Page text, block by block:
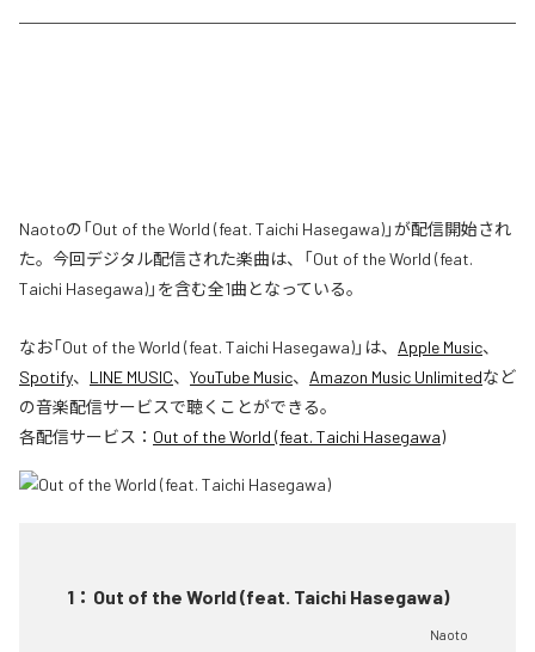
Naotoの「Out of the World (feat. Taichi Hasegawa)」が配信開始され
た。今回デジタル配信された楽曲は、「Out of the World (feat.
Taichi Hasegawa)」を含む全1曲となっている。
なお「Out of the World (feat. Taichi Hasegawa)」は、 Apple Music、
Spotify、 LINE MUSIC、 YouTube Music、 Amazon Music Unlimitedなど
の音楽配信サービスで聴くことができる。
各配信サービス： Out of the World (feat. Taichi Hasegawa)
1 ： Out of the World (feat. Taichi Hasegawa)
Naoto